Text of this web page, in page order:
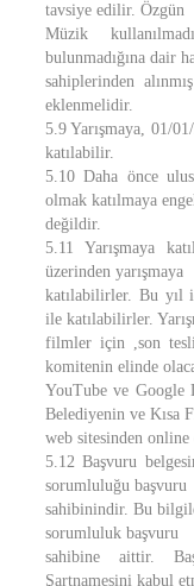
tavsiye edilir. Özgün
Müzik
bulunmadığına dair
sahiplerinden
eklenmelidir.
5.9 Yarışmaya, 01/
katılabilir.
5.10 Daha önce
olmak katılmaya
değildir.
5.11 Yarışmaya
üzerinden yarışmaya
katılabilirler. Bu yıl
ile katılabilirler.
filmler için ,son
komitenin elinde
YouTube ve Google
Belediyenin ve Kısa
web sitesinden
5.12 Başvuru
sorumluluğu başvuru
sahibinindir. Bu
sorumluluk başvuru
sahibine aittir.
Şartnamesini kabul